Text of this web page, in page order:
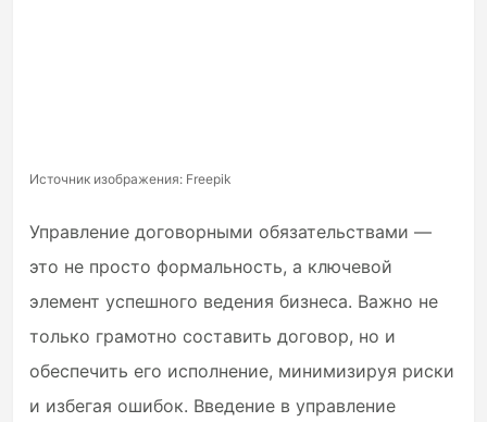
Источник изображения: Freepik
Управление договорными обязательствами —
это не просто формальность, а ключевой
элемент успешного ведения бизнеса. Важно не
только грамотно составить договор, но и
обеспечить его исполнение, минимизируя риски
и избегая ошибок. Введение в управление